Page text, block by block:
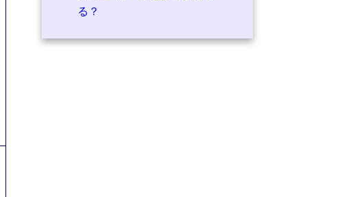
る？